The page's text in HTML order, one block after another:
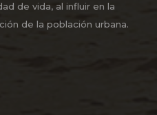
de vida, al influir en la
de la población urbana.